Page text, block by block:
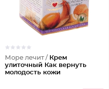
Море лечит / Крем
улиточный Как вернуть
молодость кожи